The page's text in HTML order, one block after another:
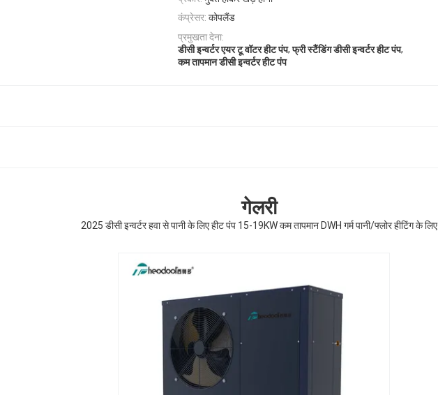
कंप्रेसर: कोपलैंड
प्रमुखता देना:
डीसी इन्वर्टर एयर टू वॉटर हीट पंप,फ्री स्टैंडिंग डीसी इन्वर्टर हीट पंप,
कम तापमान डीसी इन्वर्टर हीट पंप
गेलरी
2025 डीसी इन्वर्टर हवा से पानी के लिए हीट पंप 15-19KW कम तापमान DWH गर्म पानी/फ्लोर हीटिंग के लिए